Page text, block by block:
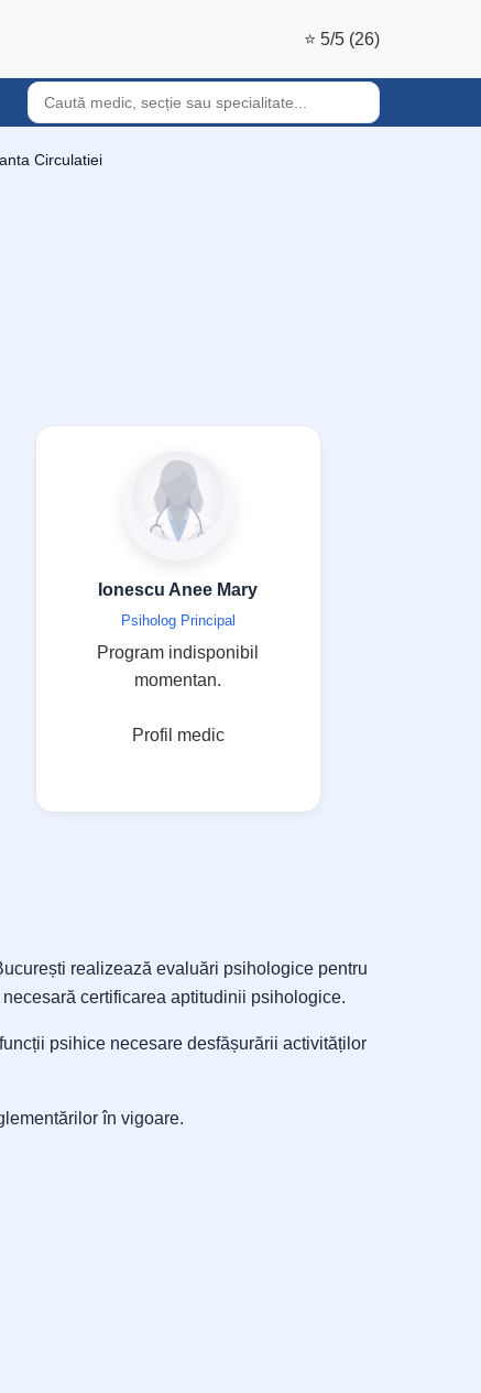
⭐ 5/5 (26)
Circulatiei
Ionescu Anee Mary
Psiholog Principal
Program indisponibil
momentan.
Profil medic
realizează evaluări psihologice pentru
certificarea aptitudinii psihologice.
psihice necesare desfășurării activităților
în vigoare.